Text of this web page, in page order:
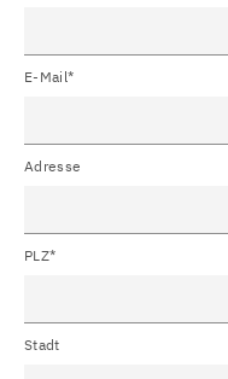
E-Mail*
Adresse
PLZ*
Stadt